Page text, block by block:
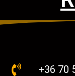
+36 70